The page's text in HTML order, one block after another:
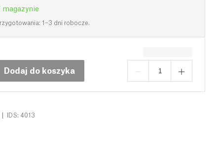
magazynie
1–3 dni robocze.
Dodaj do koszyka
| IDS: 4013